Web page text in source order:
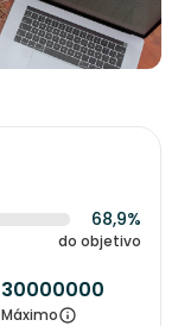
68,9%
do objetivo
30000000
Máximo